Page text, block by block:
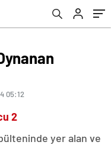
05:12
2
yer alan ve